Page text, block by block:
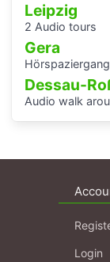
Leipzig
2 Audio tours
Gera
Hörspaziergang Jüdisches Leben und
Dessau-
Audio walk around the Houses with Balcony
Login